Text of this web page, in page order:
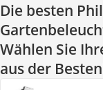
Die besten
Wählen Sie
aus der